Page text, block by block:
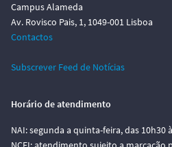
Campus Alameda
Av. Rovisco Pais, 1, 1049-001 Lisboa
Contactos
Subscrever Feed de Notícias
Horário de atendimento
NAI: segunda a quinta-feira, das 10h30